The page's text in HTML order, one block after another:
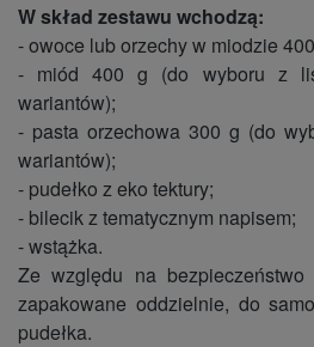
W skład zestawu wchodzą:
- owoce lub orzechy w miodzie
- miód 400 g (do wyboru z
wariantów);
- pasta orzechowa 300 g (do
wariantów);
- pudełko z eko tektury;
- bilecik z tematycznym napisem;
- wstążka.
Ze względu na
zapakowane oddzielnie, do
pudełka.